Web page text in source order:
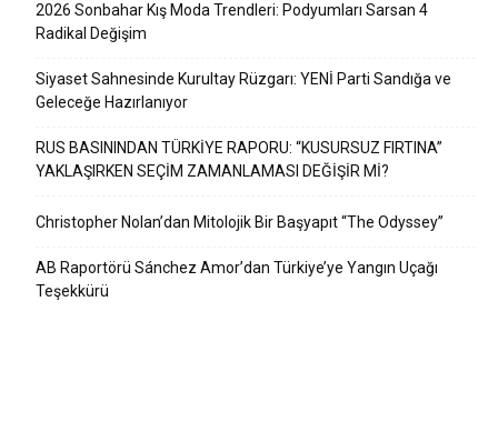
2026 Sonbahar Kış Moda Trendleri: Podyumları Sarsan 4
Radikal Değişim
Siyaset Sahnesinde Kurultay Rüzgarı: YENİ Parti Sandığa ve
Geleceğe Hazırlanıyor
RUS BASININDAN TÜRKİYE RAPORU: “KUSURSUZ FIRTINA”
YAKLAŞIRKEN SEÇİM ZAMANLAMASI DEĞİŞİR Mİ?
Christopher Nolan’dan Mitolojik Bir Başyapıt “The Odyssey”
AB Raportörü Sánchez Amor’dan Türkiye’ye Yangın Uçağı
Teşekkürü